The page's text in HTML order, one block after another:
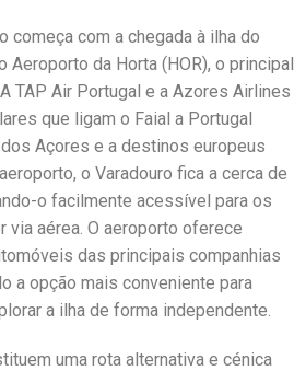
começa com a chegada à ilha do
Aeroporto da Horta (HOR), o principal
TAP Air Portugal e a Azores Airlines
que ligam o Faial a Portugal
Açores e a destinos europeus
o Varadouro fica a cerca de
o facilmente acessível para os
via aérea. O aeroporto oferece
das principais companhias
a opção mais conveniente para
a ilha de forma independente.
uma rota alternativa e cénica